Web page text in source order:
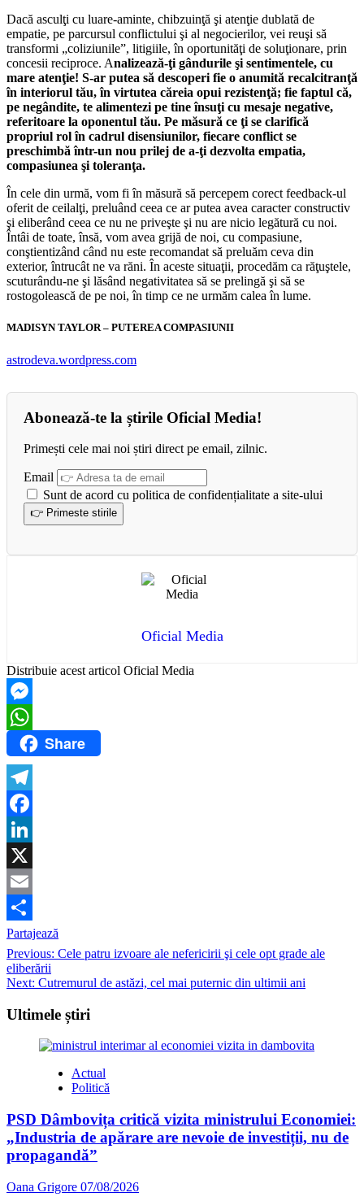
Dacă asculţi cu luare-aminte, chibzuinţă şi atenţie dublată de
empatie, pe parcursul conflictului şi al negocierilor, vei reuşi să
transformi „coliziunile”, litigiile, în oportunităţi de soluţionare, prin
concesii reciproce. Analizează-ţi gândurile şi sentimentele, cu
mare atenţie! S-ar putea să descoperi fie o anumită recalcitranţă
în interiorul tău, în virtutea căreia opui rezistenţă; fie faptul că,
pe negândite, te alimentezi pe tine însuţi cu mesaje negative,
referitoare la oponentul tău. Pe măsură ce ţi se clarifică
propriul rol în cadrul disensiunilor, fiecare conflict se
preschimbă într-un nou prilej de a-ţi dezvolta empatia,
compasiunea şi toleranţa.
În cele din urmă, vom fi în măsură să percepem corect feedback-ul
oferit de ceilalţi, preluând ceea ce ar putea avea caracter constructiv
şi eliberând ceea ce nu ne priveşte şi nu are nicio legătură cu noi.
Întâi de toate, însă, vom avea grijă de noi, cu compasiune,
conştientizând când nu este recomandat să preluăm ceva din
exterior, întrucât ne va răni. În aceste situaţii, procedăm ca răţuştele,
scuturându-ne şi lăsând negativitatea să se prelingă şi să se
rostogolească de pe noi, în timp ce ne urmăm calea în lume.
MADISYN TAYLOR – PUTEREA COMPASIUNII
astrodeva.wordpress.com
Abonează-te la știrile Oficial Media!
Primești cele mai noi știri direct pe email, zilnic.
Email
Sunt de acord cu politica de confidențialitate a site-ului
Oficial Media
Distribuie acest articol Oficial Media
Messenger
WhatsAppShare
Telegram
Facebook
LinkedIn
X
Email
Partajează
Post
navigation
Previous: Cele patru izvoare ale nefericirii şi cele opt grade ale
eliberării
Next: Cutremurul de astăzi, cel mai puternic din ultimii ani
Ultimele știri
Actual
Politică
PSD Dâmbovița critică vizita ministrului Economiei:
„Industria de apărare are nevoie de investiții, nu de
propagandă”
Oana Grigore 07/08/2026